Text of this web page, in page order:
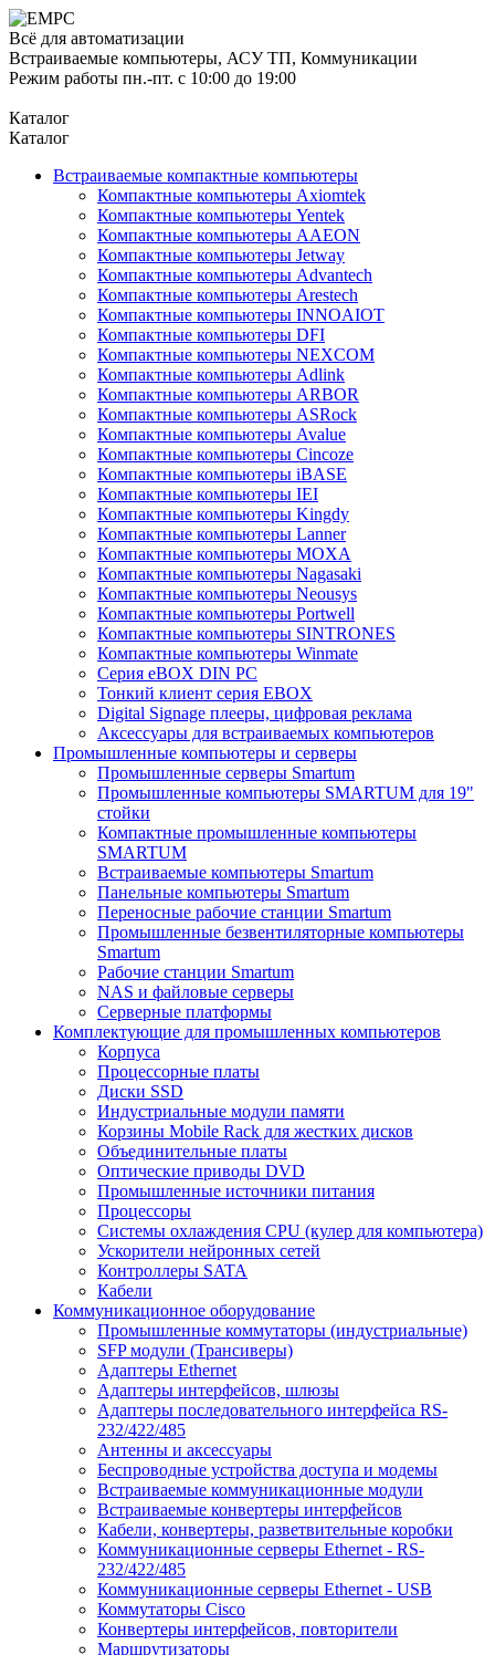
Всё для автоматизации
Встраиваемые компьютеры, АСУ ТП, Коммуникации
Режим работы пн.-пт. с 10:00 до 19:00
Каталог
Каталог
Встраиваемые компактные компьютеры
Компактные компьютеры Axiomtek
Компактные компьютеры Yentek
Компактные компьютеры AAEON
Компактные компьютеры Jetway
Компактные компьютеры Advantech
Компактные компьютеры Arestech
Компактные компьютеры INNOAIOT
Компактные компьютеры DFI
Компактные компьютеры NEXCOM
Компактные компьютеры Adlink
Компактные компьютеры ARBOR
Компактные компьютеры ASRock
Компактные компьютеры Avalue
Компактные компьютеры Cincoze
Компактные компьютеры iBASE
Компактные компьютеры IEI
Компактные компьютеры Kingdy
Компактные компьютеры Lanner
Компактные компьютеры MOXA
Компактные компьютеры Nagasaki
Компактные компьютеры Neousys
Компактные компьютеры Portwell
Компактные компьютеры SINTRONES
Компактные компьютеры Winmate
Серия eBOX DIN PC
Тонкий клиент серия EBOX
Digital Signage плееры, цифровая реклама
Аксессуары для встраиваемых компьютеров
Промышленные компьютеры и серверы
Промышленные серверы Smartum
Промышленные компьютеры SMARTUM для 19"
стойки
Компактные промышленные компьютеры
SMARTUM
Встраиваемые компьютеры Smartum
Панельные компьютеры Smartum
Переносные рабочие станции Smartum
Промышленные безвентиляторные компьютеры
Smartum
Рабочие станции Smartum
NAS и файловые серверы
Серверные платформы
Комплектующие для промышленных компьютеров
Корпуса
Процессорные платы
Диски SSD
Индустриальные модули памяти
Корзины Mobile Rack для жестких дисков
Объединительные платы
Оптические приводы DVD
Промышленные источники питания
Процессоры
Системы охлаждения CPU (кулер для компьютера)
Ускорители нейронных сетей
Контроллеры SATA
Кабели
Коммуникационное оборудование
Промышленные коммутаторы (индустриальные)
SFP модули (Трансиверы)
Адаптеры Ethernet
Адаптеры интерфейсов, шлюзы
Адаптеры последовательного интерфейса RS-
232/422/485
Антенны и аксессуары
Беспроводные устройства доступа и модемы
Встраиваемые коммуникационные модули
Встраиваемые конвертеры интерфейсов
Кабели, конвертеры, разветвительные коробки
Коммуникационные серверы Ethernet - RS-
232/422/485
Коммуникационные серверы Ethernet - USB
Коммутаторы Cisco
Конвертеры интерфейсов, повторители
Маршрутизаторы